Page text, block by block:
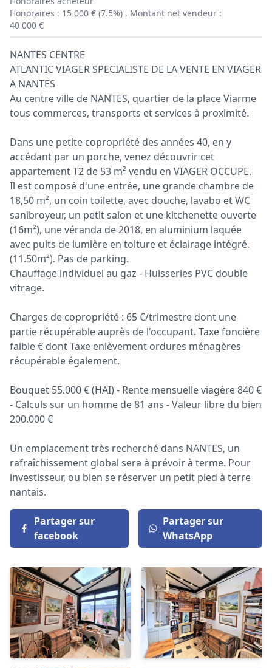
Honoraires : 15 000 € (7.5%) , Montant net vendeur :
40 000 €
NANTES CENTRE
ATLANTIC VIAGER SPECIALISTE DE LA VENTE EN VIAGER
A NANTES
Au centre ville de NANTES, quartier de la place Viarme
tous commerces, transports et services à proximité.
Dans une petite copropriété des années 40, en y
accédant par un porche, venez découvrir cet
appartement T2 de 53 m² vendu en VIAGER OCCUPE.
Il est composé d'une entrée, une grande chambre de
18,50 m², un coin toilette, avec douche, lavabo et WC
sanibroyeur, un petit salon et une kitchenette ouverte
(16m²), une véranda de 2018, en aluminium laquée
avec puits de lumière en toiture et éclairage intégré.
(11.50m²). Pas de parking.
Chauffage individuel au gaz - Huisseries PVC double
vitrage.
Charges de copropriété : 65 €/trimestre dont une
partie récupérable auprès de l'occupant. Taxe foncière
faible € dont Taxe enlèvement ordures ménagères
récupérable également.
Bouquet 55.000 € (HAI) - Rente mensuelle viagère 840 €
- Calculs sur un homme de 81 ans - Valeur libre du bien
200.000 €
Un emplacement très recherché dans NANTES, un
rafraîchissement global sera à prévoir à terme. Pour
investisseur, ou bien se réserver un petit pied à terre
nantais.
Partager sur
facebook
Partager sur
WhatsApp